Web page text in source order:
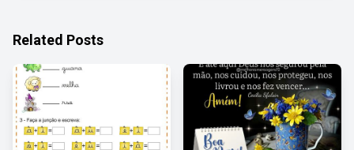
Related Posts